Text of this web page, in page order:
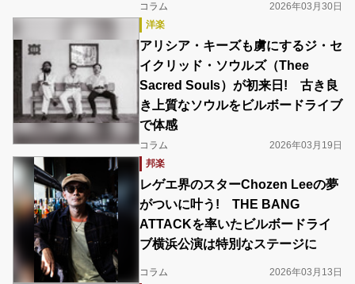
コラム
2026年03月30日
洋楽
アリシア・キーズも虜にするジ・セ
イクリッド・ソウルズ（Thee
Sacred Souls）が初来日! 古き良
き上質なソウルをビルボードライブ
で体感
コラム
2026年03月19日
邦楽
レゲエ界のスターChozen Leeの夢
がついに叶う! THE BANG
ATTACKを率いたビルボードライ
ブ横浜公演は特別なステージに
コラム
2026年03月13日